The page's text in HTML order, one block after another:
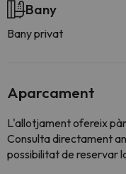
Bany
Bany privat
Aparcament
L'allotjament ofereix
Consulta directament
possibilitat de reservar